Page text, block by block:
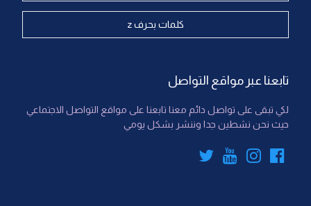
كلمات بحرف z
تابعنا عبر مواقع التواصل
لكي تبقى على تواصل دائم معنا تابعنا على مواقع التواصل الاجتماعي
حيث نحن نشطين جدا وننشر بشكل يومي